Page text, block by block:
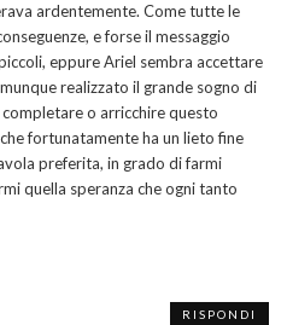
ardentemente. Come tutte le
e forse il messaggio
eppure Ariel sembra accettare
realizzato il grande sogno di
o arricchire questo
fortunatamente ha un lieto fine
preferita, in grado di farmi
quella speranza che ogni tanto
RISPONDI